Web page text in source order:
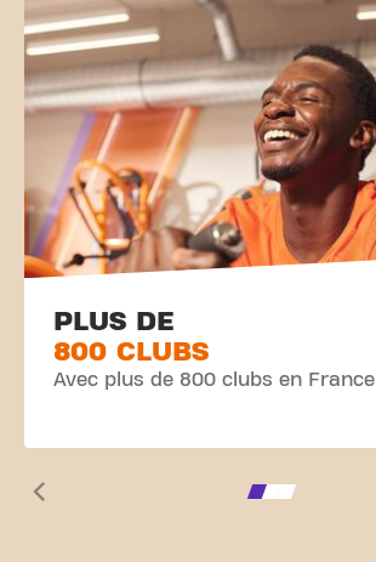
PLUS DE
800 CLUBS
Avec plus de 800 clubs en France